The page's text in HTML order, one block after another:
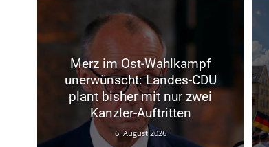
Merz im Ost-Wahlkampf
unerwünscht: Landes-CDU
plant bisher mit nur zwei
Kanzler-Auftritten
6. August 2026